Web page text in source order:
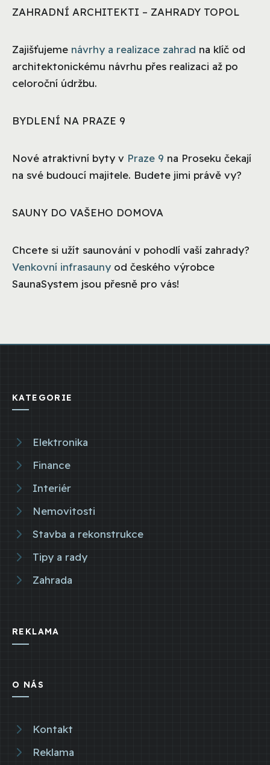
ZAHRADNÍ ARCHITEKTI – ZAHRADY TOPOL
Zajišťujeme návrhy a realizace zahrad na klíč od
architektonickému návrhu přes realizaci až po
celoroční údržbu.
BYDLENÍ NA PRAZE 9
Nové atraktivní byty v Praze 9 na Proseku čekají
na své budoucí majitele. Budete jimi právě vy?
SAUNY DO VAŠEHO DOMOVA
Chcete si užít saunování v pohodlí vaší zahrady?
Venkovní infrasauny od českého výrobce
SaunaSystem jsou přesně pro vás!
KATEGORIE
Elektronika
Finance
Interiér
Nemovitosti
Stavba a rekonstrukce
Tipy a rady
Zahrada
REKLAMA
O NÁS
Kontakt
Reklama